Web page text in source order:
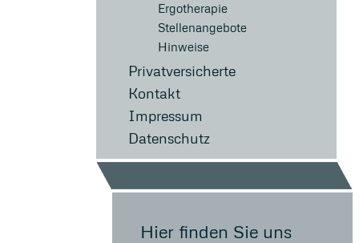
Ergotherapie
Stellenangebote
Hinweise
Privatversicherte
Kontakt
Impressum
Datenschutz
Hier finden Sie uns